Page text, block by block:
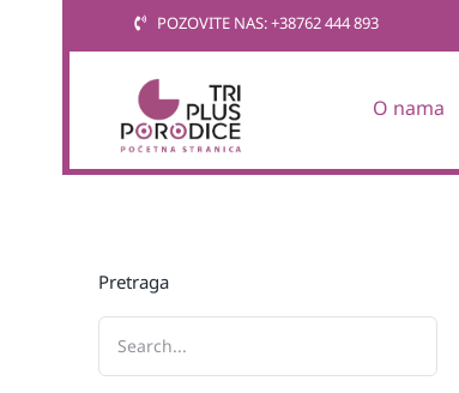
POZOVITE NAS: +38762 444 893
O nama
Pretraga